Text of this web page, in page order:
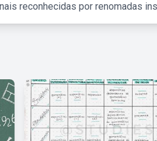
reconhecidas por renomadas